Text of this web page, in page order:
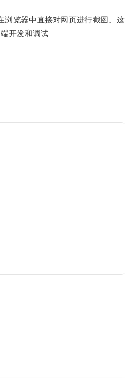
浏览器中直接对网页进行截图。这
开发和调试